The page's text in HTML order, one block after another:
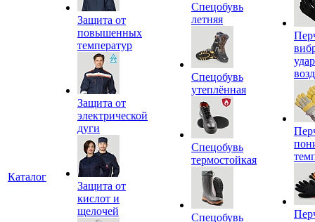
Каталог
Защита от
повышенных
температур
Защита от
электрической
дуги
Защита от
кислот и
щелочей
Спецобувь
летняя
Спецобувь
утеплённая
Спецобувь
термостойкая
Спецобувь